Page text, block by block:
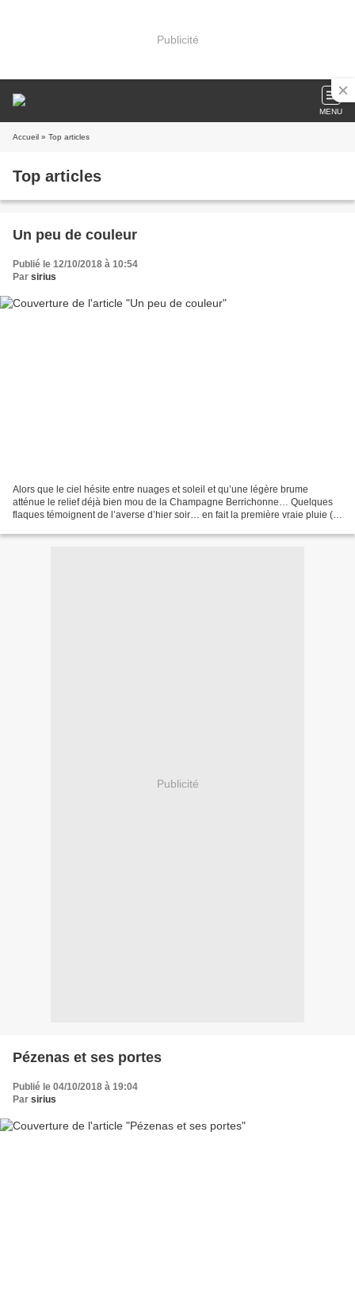
Publicité
MENU
Accueil » Top articles
Top articles
Un peu de couleur
Publié le 12/10/2018 à 10:54
Par sirius
Alors que le ciel hésite entre nuages et soleil et qu’une légère brume
atténue le relief déjà bien mou de la Champagne Berrichonne… Quelques
flaques témoignent de l’averse d’hier soir… en fait la première vraie pluie (9
Publicité
Pézenas et ses portes
Publié le 04/10/2018 à 19:04
Par sirius